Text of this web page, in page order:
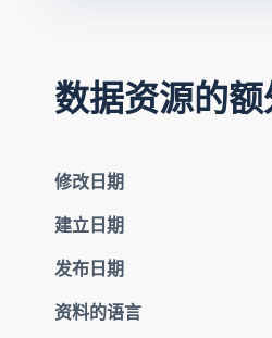
数据资源的
修改日期
建立日期
发布日期
资料的语言